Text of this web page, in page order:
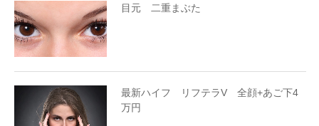
目元 二重まぶた
最新ハイフ リフテラV 全顔+あご下4
万円